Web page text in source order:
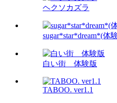
ヘクソカズラ
sugar*star*dream*(体
白い街 体験版
TABOO. ver1.1